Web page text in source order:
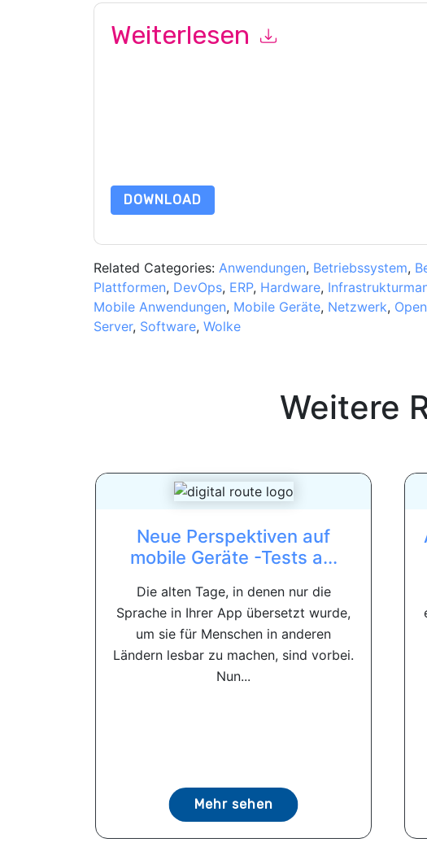
Weiterlesen
DOWNLOAD
Related Categories: Anwendungen, Betriebssystem,
Plattformen, DevOps, ERP, Hardware,
Mobile Anwendungen, Mobile Geräte, Netzwerk,
Server, Software, Wolke
Weitere
Neue Perspektiven auf
mobile Geräte -Tests a...
Die alten Tage, in denen nur die
Sprache in Ihrer App übersetzt wurde,
um sie für Menschen in anderen
Ländern lesbar zu machen, sind vorbei.
Nun...
Mehr sehen